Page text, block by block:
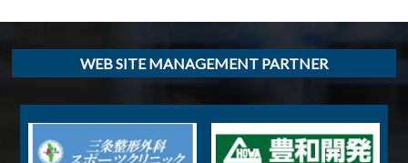
WEB SITE MANAGEMENT PARTNER